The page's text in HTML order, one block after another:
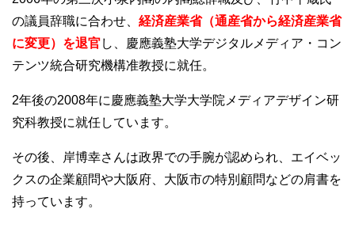
の議員辞職に合わせ、 経済産業省（通産省から経済産業省
に変更）を退官し、慶應義塾大学デジタルメディア・コン
テンツ統合研究機構准教授に就任。
2年後の2008年に慶應義塾大学大学院メディアデザイン研
究科教授に就任しています。
その後、岸博幸さんは政界での手腕が認められ、エイベッ
クスの企業顧問や大阪府、大阪市の特別顧問などの肩書を
持っています。